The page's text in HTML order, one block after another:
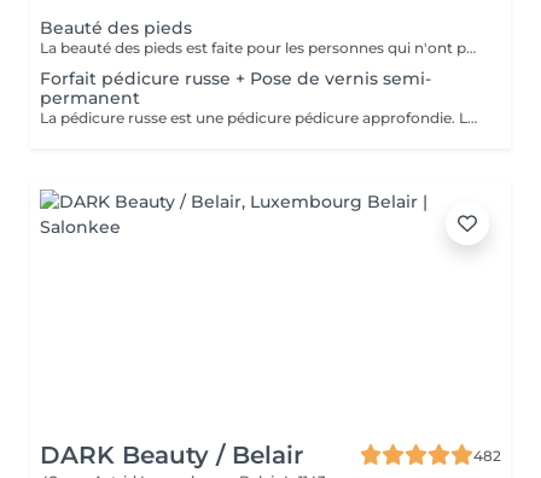
Beauté des pieds
La beauté des pieds est faite pour les personnes qui n'ont pas de problème particulier au niveau de leur pieds. Elle comprend la pousse des cuticules, la coupe des ongles et le limage, léger ponçage de la plaque de l'ongle, et rape de la plante du pied. Pose de vernis transparent et application de crème inclues.
Forfait pédicure russe + Pose de vernis semi-
permanent
La pédicure russe est une pédicure pédicure approfondie. La durée de votre vernis permanent va durer 1 semaine de plus.
DARK Beauty / Belair
482